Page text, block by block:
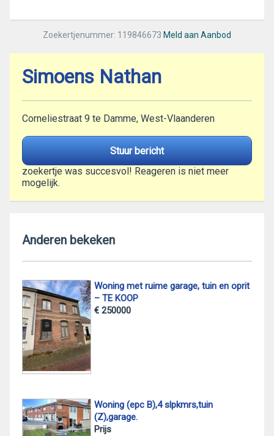
Zoekertjenummer: 119846673 Meld aan Aanbod
Simoens Nathan
Corneliestraat 9 te Damme, West-Vlaanderen
Stuur bericht
zoekertje was succesvol! Reageren is niet meer
mogelijk.
Anderen bekeken
Woning met ruime garage, tuin en oprit
– TE KOOP
€ 250000
Woning (epc B),4 slpkmrs,tuin
(Z),garage.
Prijs